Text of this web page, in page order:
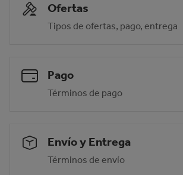
Ofertas
Tipos de ofertas, pago, entrega
Pago
Términos de pago
Envío y Entrega
Términos de envío